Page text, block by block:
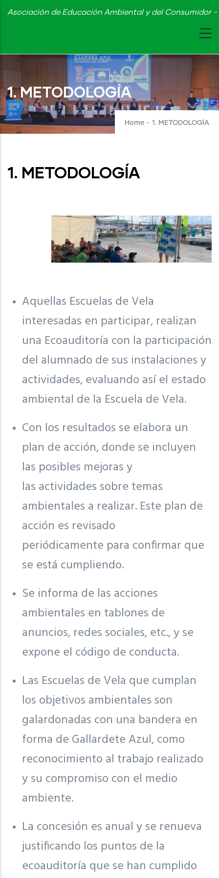
Skip
content
Asociación de Educación Ambiental y del Consumidor
1. METODOLOGÍA
Home - 1. METODOLOGÍA
1. METODOLOGÍA
Aquellas Escuelas de Vela
interesadas en participar, realizan
una Ecoauditoría con la participación
del alumnado de sus instalaciones y
actividades, evaluando así el estado
ambiental de la Escuela de Vela.
Con los resultados se elabora un
plan de acción, donde se incluyen
las posibles mejoras y
las actividades sobre temas
ambientales a realizar. Este plan de
acción es revisado
periódicamente para confirmar que
se está cumpliendo.
Se informa de las acciones
ambientales en tablones de
anuncios, redes sociales, etc., y se
expone el código de conducta.
Las Escuelas de Vela que cumplan
los objetivos ambientales son
galardonadas con una bandera en
forma de Gallardete Azul, como
reconocimiento al trabajo realizado
y su compromiso con el medio
ambiente.
La concesión es anual y se renueva
justificando los puntos de la
ecoauditoría que se han cumplido